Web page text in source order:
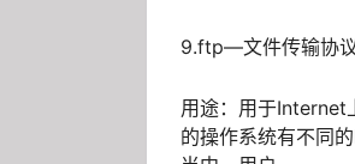
9.ftp—文件传输协
用途：用于Internet
的操作系统有不同